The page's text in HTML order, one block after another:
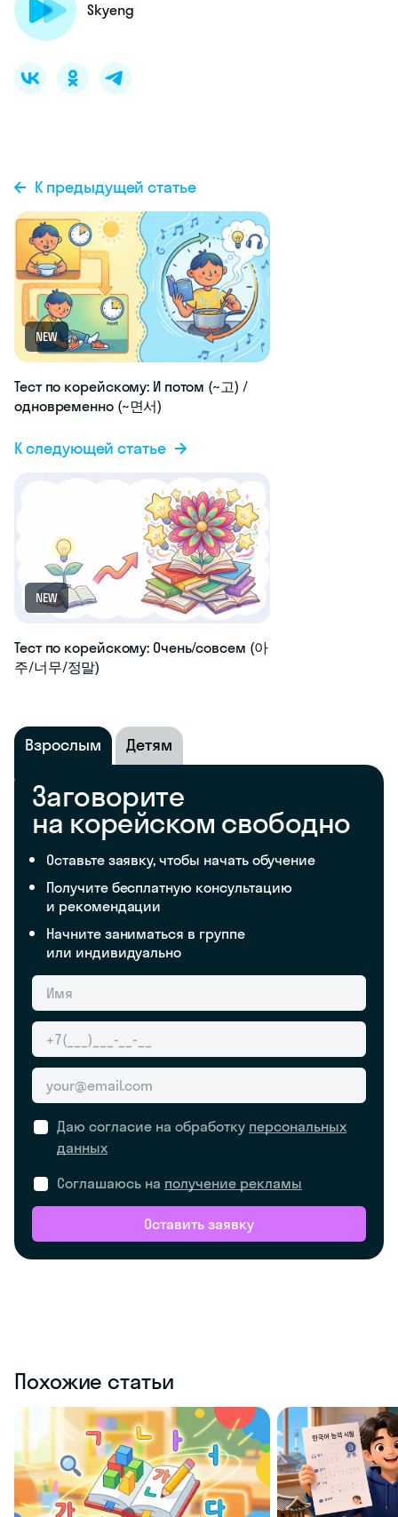
Skyeng
К предыдущей статье
NEW
Тест по корейскому: И потом (~고) /
одновременно (~면서)
К следующей статье
NEW
Тест по корейскому: Очень/совсем (아
주/너무/정말)
Взрослым Детям
Заговорите
на корейском свободно
Оставьте заявку, чтобы начать обучение
Получите бесплатную консультацию
и рекомендации
Начните заниматься в группе
или индивидуально
Даю согласие на обработку персональных
данных
Соглашаюсь на получение рекламы
Оставить заявку
Похожие статьи